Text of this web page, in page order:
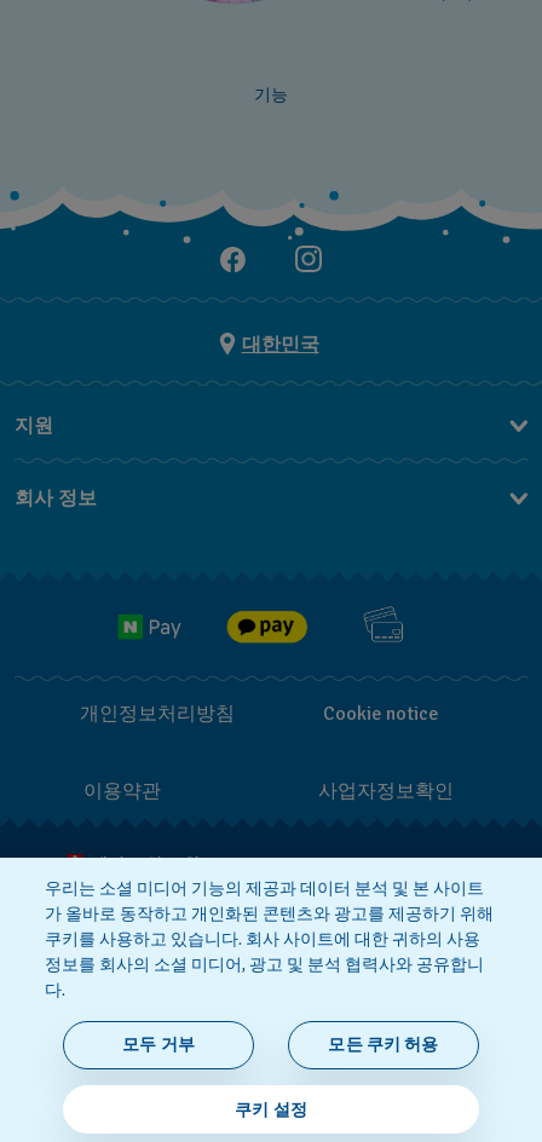
기능
대한민국
지원
FAQ
회사 정보
개인정보처리방침 Cookie notice
이용약관 사업자정보확인
메이드 인 스위스
상호 : 스와치그룹코리아(주)
대표 : STEPHEN DAMON DE LUCCHI
사업자등록번호: 220-81-01107
주소 : 서울특별시 서대문구 충정로
36, 1,2,10,11층동 | 통신판매신고번호:
2018-서울서대문-0765
문의 :connect@swatch.kr
호스팅서비스사업자:
www.akamai.com
개인정보관리책임자 : 유희용
© 2026 Flik Flak, Swatch Ltd.의 부서.
모든 권리 보유.‎
우리는 소셜 미디어 기능의 제공과 데이터 분석 및 본 사이트
가 올바로 동작하고 개인화된 콘텐츠와 광고를 제공하기 위해
쿠키를 사용하고 있습니다. 회사 사이트에 대한 귀하의 사용
정보를 회사의 소셜 미디어, 광고 및 분석 협력사와 공유합니
다.
쿠키 설정
모두 거부 모든 쿠키 허용